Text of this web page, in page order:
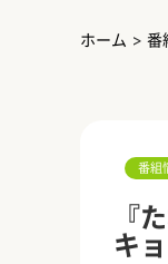
ホーム > 番
番組
『
キョ